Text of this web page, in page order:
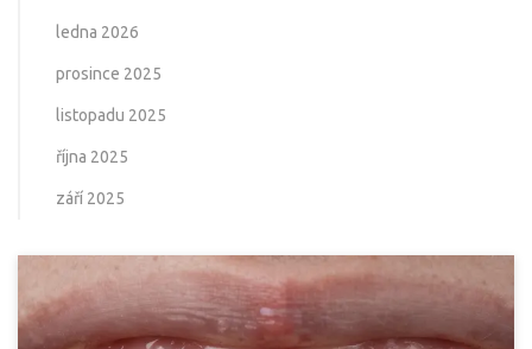
ledna 2026
prosince 2025
listopadu 2025
října 2025
září 2025